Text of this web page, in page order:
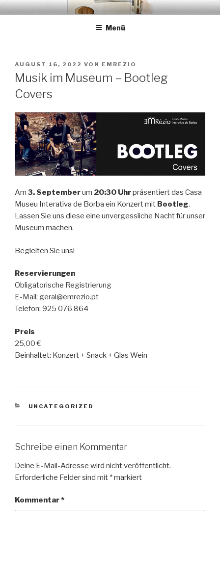
Zum
InhaltEMRÉZIO
Casa Museu Interativa de Borba
Menü
VERÖFFENTLICHT
AM
AUGUST 16, 2022 VON EMREZIO
Musik im Museum – Bootleg
Covers
Am 3. Septemberum 20:30 Uhrpräsentiert das Casa
Museu Interativa de Borba ein Konzert mit Bootleg.
Lassen Sie uns diese eine unvergessliche Nacht für unser
Museum machen.
Begleiten Sie uns!
Reservierungen
Obligatorische Registrierung
E-Mail: geral@emrezio.pt
Telefon: 925 076 864
Preis
25,00 €
Beinhaltet: Konzert + Snack + Glas Wein
KATEGORIEN
UNCATEGORIZED
Schreibe einen Kommentar
Deine E-Mail-Adresse wird nicht veröffentlicht.
Erforderliche Felder sind mit *markiert
Kommentar*